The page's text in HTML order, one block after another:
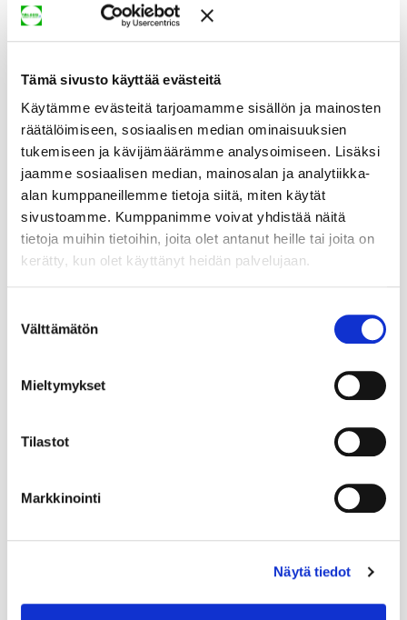
Tämä sivusto käyttää evästeitä
Käytämme evästeitä tarjoamamme sisällön ja mainosten
räätälöimiseen, sosiaalisen median ominaisuuksien
tukemiseen ja kävijämäärämme analysoimiseen. Lisäksi
jaamme sosiaalisen median, mainosalan ja analytiikka-
alan kumppaneillemme tietoja siitä, miten käytät
sivustoamme. Kumppanimme voivat yhdistää näitä
tietoja muihin tietoihin, joita olet antanut heille tai joita on
kerätty, kun olet käyttänyt heidän palvelujaan.
valinta
Välttämätön
Mieltymykset
Tilastot
Markkinointi
Näytä tiedot